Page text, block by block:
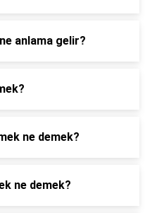
anlama gelir?
ne demek?
ne demek?